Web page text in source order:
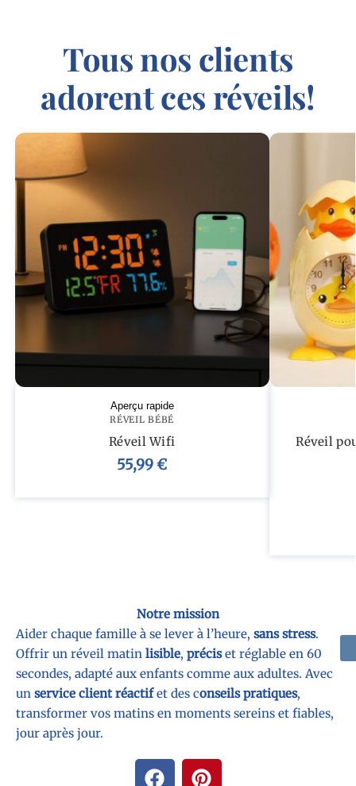
Tous nos clients
adorent ces réveils!
Aperçu rapide
RÉVEIL BÉBÉ
Réveil Wifi
55,99€
Réveil
Notre mission
Aider chaque famille à se lever à l’heure, sans stress.
Offrir un réveil matin lisible, préciset réglable en 60
secondes, adapté aux enfants comme aux adultes. Avec
un service client réactifet des conseils pratiques,
transformer vos matins en moments sereins et fiables,
jour après jour.